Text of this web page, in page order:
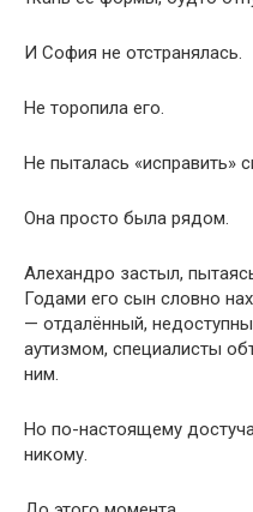
И София не отстранялась.
Не торопила его.
Не пыталась «исправить»
Она просто была рядом.
Алехандро застыл,
Годами его сын словно
— отдалённый,
аутизмом, специалисты
ним.
Но по-настоящему
никому.